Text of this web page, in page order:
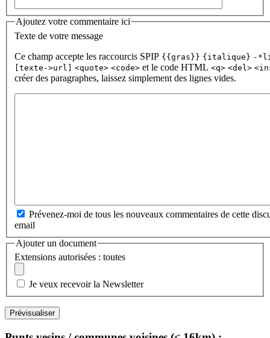
Ajoutez votre commentaire ici
Texte de votre message
Ce champ accepte les raccourcis SPIP {{gras}} {italique} -
[texte->url] <quote> <code> et le code HTML <q> <del>
créer des paragraphes, laissez simplement des lignes vides.
Prévenez-moi de tous les nouveaux commentaires de cette
email
Ajouter un document
Extensions autorisées : toutes
Je veux recevoir la Newsletter